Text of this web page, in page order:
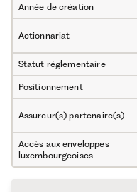
Année de création
Actionnariat
Statut réglementaire
Positionnement
Assureur(s) partenaire(s)
Accès aux enveloppes
luxembourgeoises